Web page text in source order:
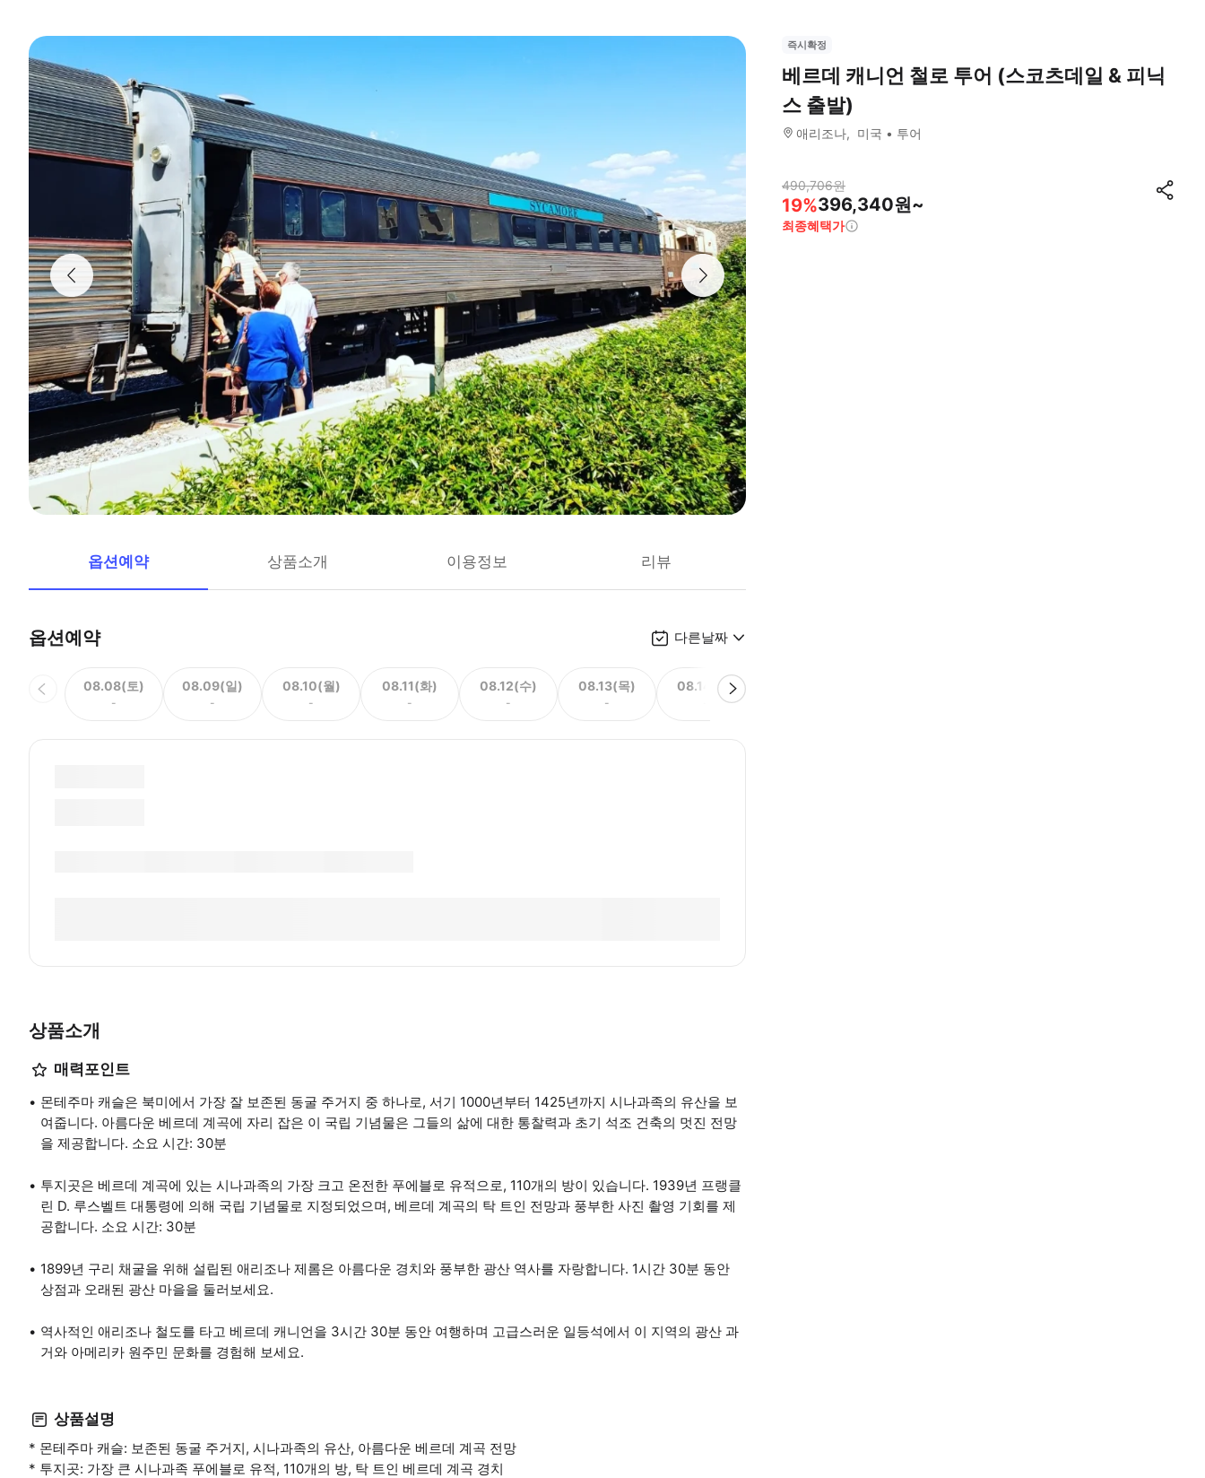
옵션예약 상품소개 이용정보 리뷰
옵션예약 다른날짜
08.08(토)
-
08.09(일)
-
08.10(월)
-
08.11(화)
-
08.12(수)
-
08.13(목)
-
08.14(금)
상품소개
매력포인트
몬테주마 캐슬은 북미에서 가장 잘 보존된 동굴 주거지 중 하나로, 서기 1000년부터 1425년까지 시나과족의 유산을 보
여줍니다. 아름다운 베르데 계곡에 자리 잡은 이 국립 기념물은 그들의 삶에 대한 통찰력과 초기 석조 건축의 멋진 전망
을 제공합니다. 소요 시간: 30분
투지곳은 베르데 계곡에 있는 시나과족의 가장 크고 온전한 푸에블로 유적으로, 110개의 방이 있습니다. 1939년 프랭클
린 D. 루스벨트 대통령에 의해 국립 기념물로 지정되었으며, 베르데 계곡의 탁 트인 전망과 풍부한 사진 촬영 기회를 제
공합니다. 소요 시간: 30분
1899년 구리 채굴을 위해 설립된 애리조나 제롬은 아름다운 경치와 풍부한 광산 역사를 자랑합니다. 1시간 30분 동안
상점과 오래된 광산 마을을 둘러보세요.
역사적인 애리조나 철도를 타고 베르데 캐니언을 3시간 30분 동안 여행하며 고급스러운 일등석에서 이 지역의 광산 과
거와 아메리카 원주민 문화를 경험해 보세요.
상품설명
* 몬테주마 캐슬: 보존된 동굴 주거지, 시나과족의 유산, 아름다운 베르데 계곡 전망
* 투지곳: 가장 큰 시나과족 푸에블로 유적, 110개의 방, 탁 트인 베르데 계곡 경치
즉시확정
베르데 캐니언 철로 투어 (스코츠데일 & 피닉
스 출발)
애리조나 미국 투어
490,706원
19%396,340원~
최종혜택가